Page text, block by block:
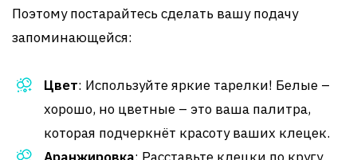
Поэтому постарайтесь сделать вашу подачу
запоминающейся:
Цвет: Используйте яркие тарелки! Белые –
хорошо, но цветные – это ваша палитра,
которая подчеркнёт красоту ваших клецек.